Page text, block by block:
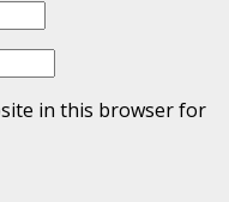
in this browser for